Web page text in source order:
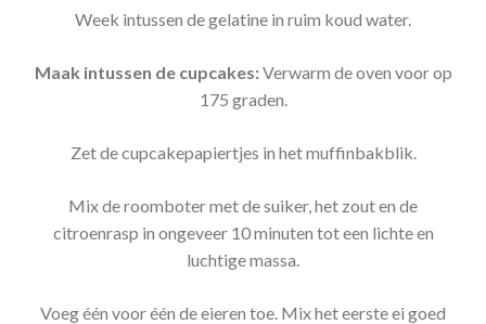
Week intussen de gelatine in ruim koud water.
Maak intussen de cupcakes:Verwarm de oven voor op
175 graden.
Zet de cupcakepapiertjes in het muffinbakblik.
Mix de roomboter met de suiker, het zout en de
citroenrasp in ongeveer 10 minuten tot een lichte en
luchtige massa.
Voeg één voor één de eieren toe. Mix het eerste ei goed